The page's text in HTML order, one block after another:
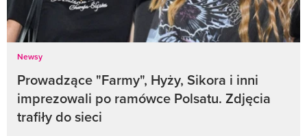
Newsy
Prowadzące "Farmy", Hyży, Sikora i inni
imprezowali po ramówce Polsatu. Zdjęcia
trafiły do sieci